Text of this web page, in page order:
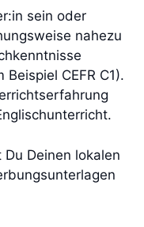
sein oder
nahezu
CEFR C1).
Deinen lokalen